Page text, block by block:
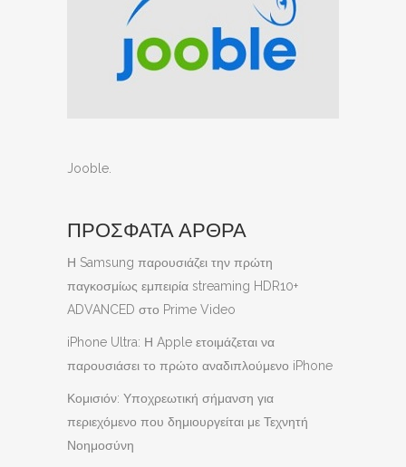
Jooble
ΠΡΟΣΦΑΤΑ ΑΡΘΡΑ
Η Samsung παρουσιάζει την πρώτη
παγκοσμίως εμπειρία streaming HDR10+
ADVANCED στο Prime Video
iPhone Ultra: Η Apple ετοιμάζεται να
παρουσιάσει το πρώτο αναδιπλούμενο iPhone
Κομισιόν: Υποχρεωτική σήμανση για
περιεχόμενο που δημιουργείται με Τεχνητή
Νοημοσύνη